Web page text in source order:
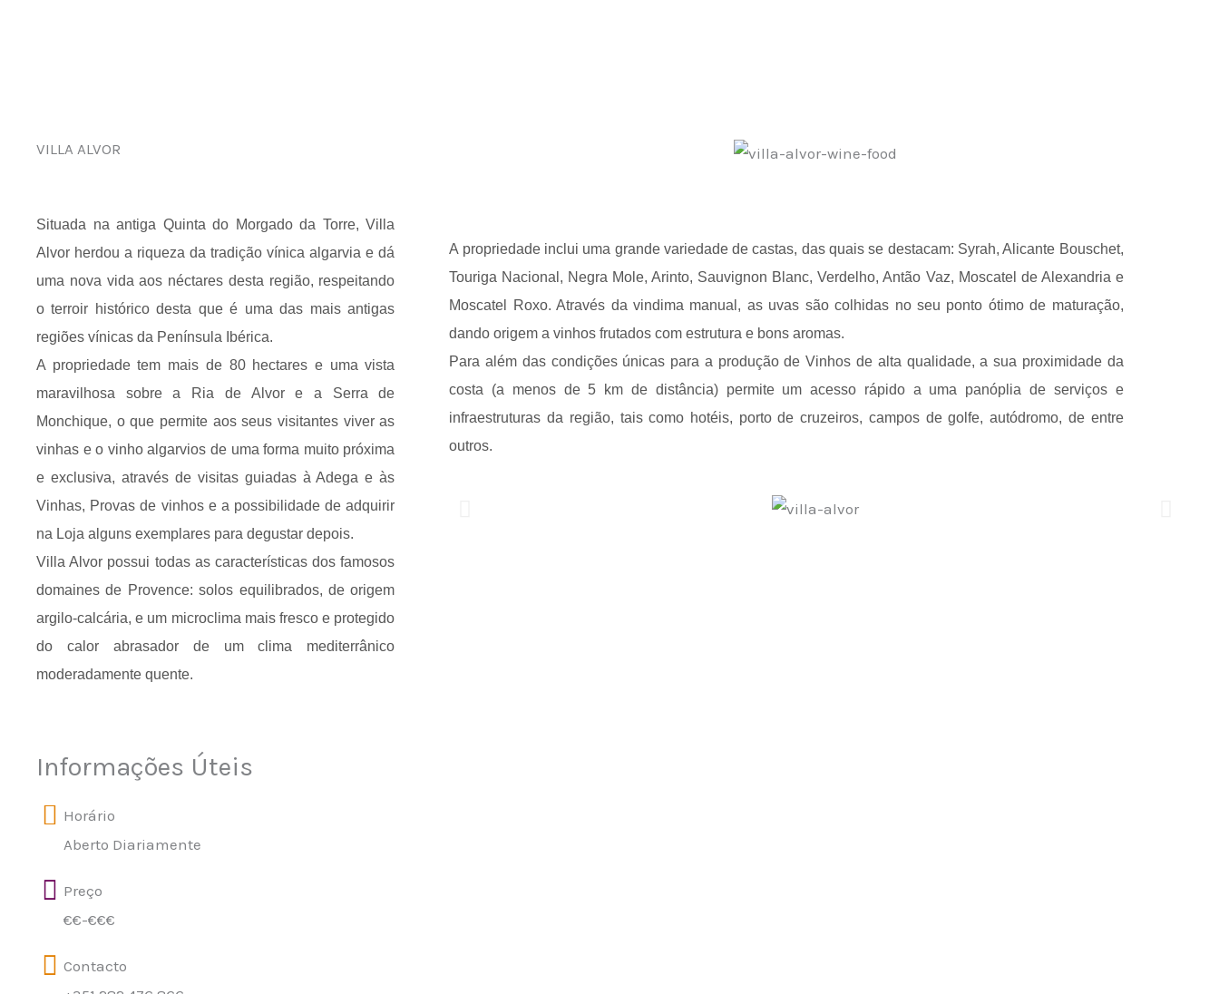
VILLA ALVOR
Situada na antiga Quinta do Morgado da Torre, Villa
Alvor herdou a riqueza da tradição vínica algarvia e dá
uma nova vida aos néctares desta região, respeitando
o terroir histórico desta que é uma das mais antigas
regiões vínicas da Península Ibérica.
A propriedade tem mais de 80 hectares e uma vista
maravilhosa sobre a Ria de Alvor e a Serra de
Monchique, o que permite aos seus visitantes viver as
vinhas e o vinho algarvios de uma forma muito próxima
e exclusiva, através de visitas guiadas à Adega e às
Vinhas, Provas de vinhos e a possibilidade de adquirir
na Loja alguns exemplares para degustar depois.
Villa Alvor possui todas as características dos famosos
domaines de Provence: solos equilibrados, de origem
argilo-calcária, e um microclima mais fresco e protegido
do calor abrasador de um clima mediterrânico
moderadamente quente.
Informações Úteis
Horário
Aberto Diariamente
Preço
€€-€€€
Contacto
A propriedade inclui uma grande variedade de castas, das quais se destacam: Syrah, Alicante Bouschet,
Touriga Nacional, Negra Mole, Arinto, Sauvignon Blanc, Verdelho, Antão Vaz, Moscatel de Alexandria e
Moscatel Roxo. Através da vindima manual, as uvas são colhidas no seu ponto ótimo de maturação,
dando origem a vinhos frutados com estrutura e bons aromas.
Para além das condições únicas para a produção de Vinhos de alta qualidade, a sua proximidade da
costa (a menos de 5 km de distância) permite um acesso rápido a uma panóplia de serviços e
infraestruturas da região, tais como hotéis, porto de cruzeiros, campos de golfe, autódromo, de entre
outros.